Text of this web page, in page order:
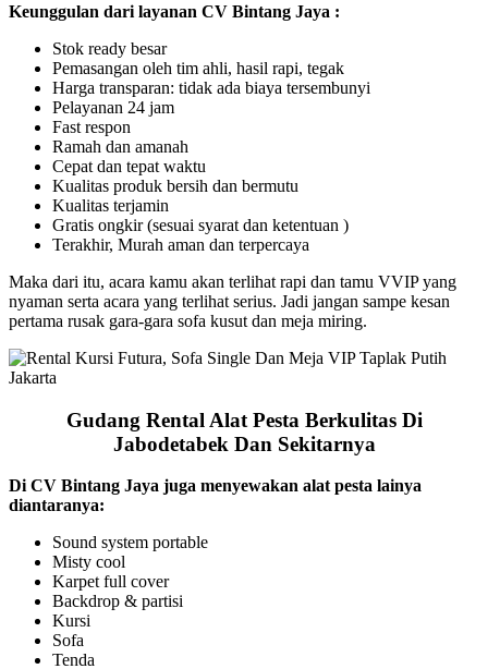
Keunggulan dari layanan CV Bintang Jaya :
Stok ready besar
Pemasangan oleh tim ahli, hasil rapi, tegak
Harga transparan: tidak ada biaya tersembunyi
Pelayanan 24 jam
Fast respon
Ramah dan amanah
Cepat dan tepat waktu
Kualitas produk bersih dan bermutu
Kualitas terjamin
Gratis ongkir (sesuai syarat dan ketentuan )
Terakhir, Murah aman dan terpercaya
Maka dari itu, acara kamu akan terlihat rapi dan tamu VVIP yang
nyaman serta acara yang terlihat serius. Jadi jangan sampe kesan
pertama rusak gara-gara sofa kusut dan meja miring.
Gudang Rental Alat Pesta Berkulitas Di
Jabodetabek Dan Sekitarnya
Di CV Bintang Jaya juga menyewakan alat pesta lainya
diantaranya:
Sound system portable
Misty cool
Karpet full cover
Backdrop & partisi
Kursi
Sofa
Tenda